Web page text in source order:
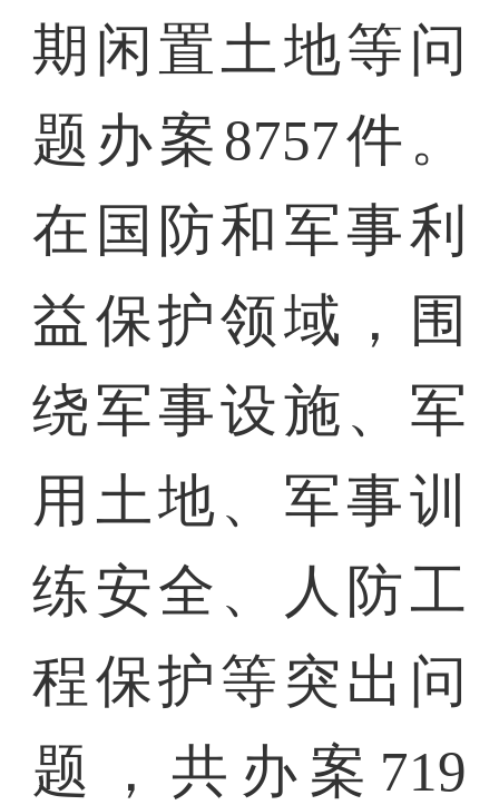
期闲置土地等问
题办案8757件。
在国防和军事利
益保护领域，围
绕军事设施、军
用土地、军事训
练安全、人防工
程保护等突出问
题，共办案719